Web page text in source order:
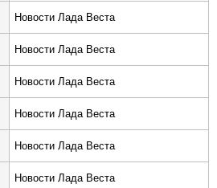
Новости Лада Веста
Новости Лада Веста
Новости Лада Веста
Новости Лада Веста
Новости Лада Веста
Новости Лада Веста